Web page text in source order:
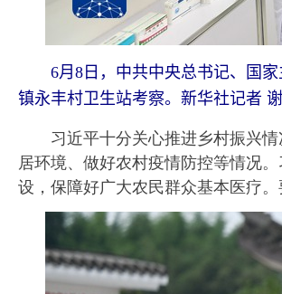
6月8日，中共中央总书记、国家
镇永丰村卫生站考察。新华社记者
习近平十分关心推进乡村振兴情
居环境、做好农村疫情防控等情况
设，保障好广大农民群众基本医疗